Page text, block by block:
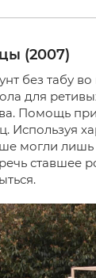
(2007)
без табу во
для
Помощь
Используя
могли лишь
ставшее